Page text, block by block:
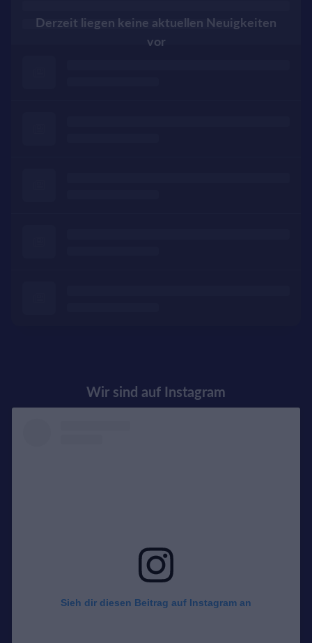
Derzeit liegen keine aktuellen Neuigkeiten
vor
Wir sind auf Instagram
Sieh dir diesen Beitrag auf Instagram an